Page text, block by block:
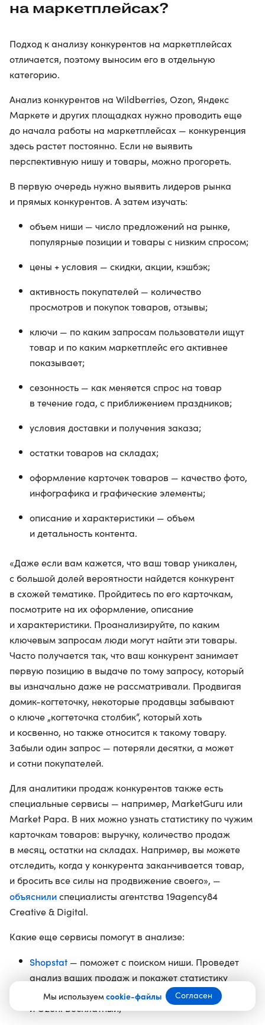
Мы используемcookie-файлы Согласен
на маркетплейсах?
Подход к анализу конкурентов на маркетплейсах
отличается, поэтому выносим его в отдельную
категорию.
Анализ конкурентов на Wildberries, Ozon, Яндекс
Маркете и других площадках нужно проводить еще
до начала работы на маркетплейсах — конкуренция
здесь растет постоянно. Если не выявить
перспективную нишу и товары, можно прогореть.
В первую очередь нужно выявить лидеров рынка
и прямых конкурентов. А затем изучать:
объем ниши — число предложений на рынке,
популярные позиции и товары с низким спросом;
цены + условия — скидки, акции, кэшбэк;
активность покупателей — количество
просмотров и покупок товаров, отзывы;
ключи — по каким запросам пользователи ищут
товар и по каким маркетплейс его активнее
показывает;
сезонность — как меняется спрос на товар
в течение года, с приближением праздников;
условия доставки и получения заказа;
остатки товаров на складах;
оформление карточек товаров — качество фото,
инфографика и графические элементы;
описание и характеристики — объем
и детальность контента.
«Даже если вам кажется, что ваш товар уникален,
с большой долей вероятности найдется конкурент
в схожей тематике. Пройдитесь по его карточкам,
посмотрите на их оформление, описание
и характеристики. Проанализируйте, по каким
ключевым запросам люди могут найти эти товары.
Часто получается так, что ваш конкурент занимает
первую позицию в выдаче по тому запросу, который
вы изначально даже не рассматривали. Продвигая
домик-когтеточку, некоторые продавцы забывают
о ключе „когтеточка столбик“, который хоть
и косвенно, но также относится к такому товару.
Забыли один запрос — потеряли десятки, а может
и сотни покупателей.
Для аналитики продаж конкурентов также есть
специальные сервисы — например, MarketGuru или
Market Papa. В них можно узнать статистику по чужим
карточкам товаров: выручку, количество продаж
в месяц, остатки на складах. Например, вы можете
отследить, когда у конкурента заканчивается товар,
и бросить все силы на продвижение своего», —
объяснилиспециалисты агентства 19agency84
Creative & Digital.
Какие еще сервисы помогут в анализе:
Shopstat — поможет с поиском ниши. Проведет
анализ ваших продаж и покажет статистику
по категориям. Работает с данными Wildberries
и Ozon. Бесплатный;